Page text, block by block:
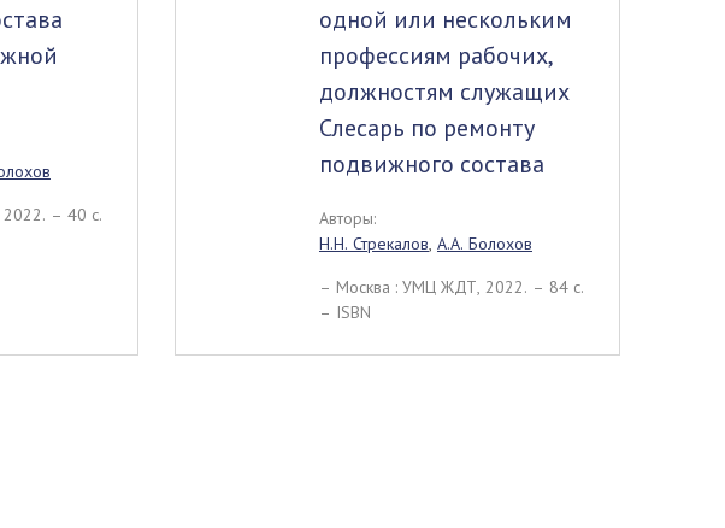
– 40 c.
одной или нескольким
профессиям рабочих,
должностям служащих
Слесарь по ремонту
подвижного состава
Авторы:
Н.Н. Стрекалов, А.А. Болохов
– Москва : УМЦ ЖДТ, 2022. – 84 c.
– ISBN